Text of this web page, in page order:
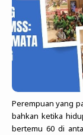
Perempuan yang
bahkan ketika
bertemu 60 di